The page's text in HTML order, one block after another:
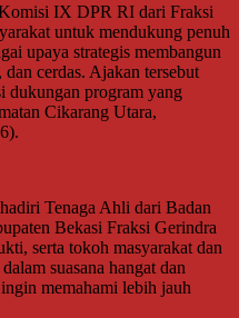
IX DPR RI dari Fraksi
untuk mendukung penuh
upaya strategis membangun
cerdas. Ajakan tersebut
dukungan program yang
Cikarang Utara,
Tenaga Ahli dari Badan
Bekasi Fraksi Gerindra
serta tokoh masyarakat dan
suasana hangat dan
memahami lebih jauh